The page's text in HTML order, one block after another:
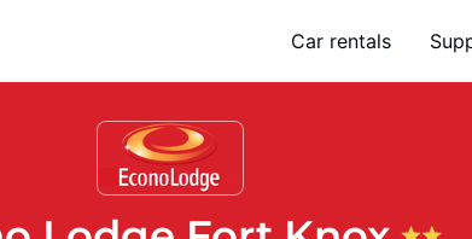
Car rentals
A szálláshely